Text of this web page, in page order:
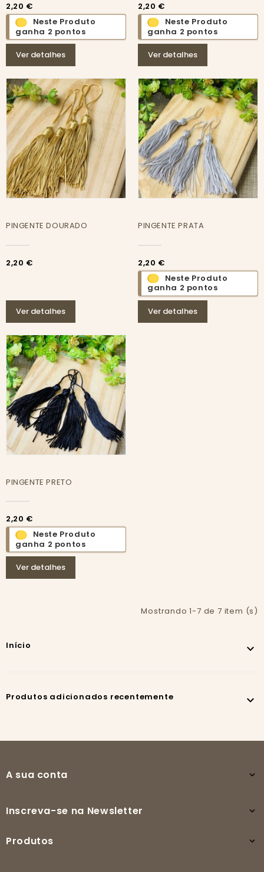
2,20 €
Neste Produto
ganha 2 pontos
Ver detalhes
2,20 €
Neste Produto
ganha 2 pontos
Ver detalhes
PINGENTE DOURADO
2,20 €
Ver detalhes
PINGENTE PRATA
2,20 €
Neste Produto
ganha 2 pontos
Ver detalhes
PINGENTE PRETO
2,20 €
Neste Produto
ganha 2 pontos
Ver detalhes
Mostrando 1-7 de 7 item (s)
Início 
Produtos adicionados recentemente 
A sua conta 
Inscreva-se na Newsletter 
Produtos 